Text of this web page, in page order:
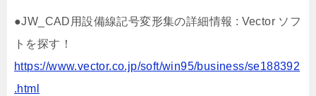
●JW_CAD用設備線記号変形集の詳細情報 : Vector ソフ
トを探す！
https://www.vector.co.jp/soft/win95/business/se188392
.html